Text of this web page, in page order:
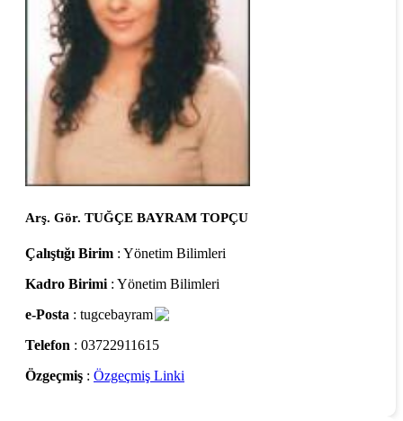
Arş. Gör. TUĞÇE BAYRAM TOPÇU
Çalıştığı Birim : Yönetim Bilimleri
Kadro Birimi : Yönetim Bilimleri
e-Posta : tugcebayram
Telefon : 03722911615
Özgeçmiş : Özgeçmiş Linki